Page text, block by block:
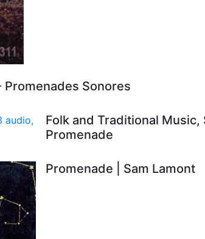
Promenades Sonores
Folk and Traditional
Promenade
Promenade | Sam Lamont